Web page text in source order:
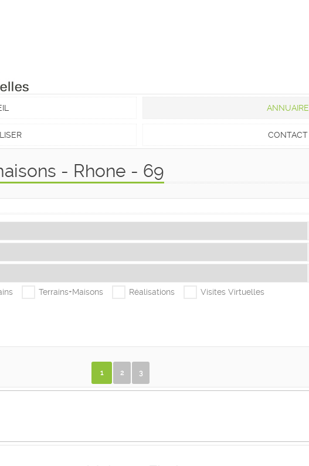
ANNUAIRE
CONTACT
- Rhone - 69
Terrains+Maisons Réalisations Visites Virtuelles
1 2 3